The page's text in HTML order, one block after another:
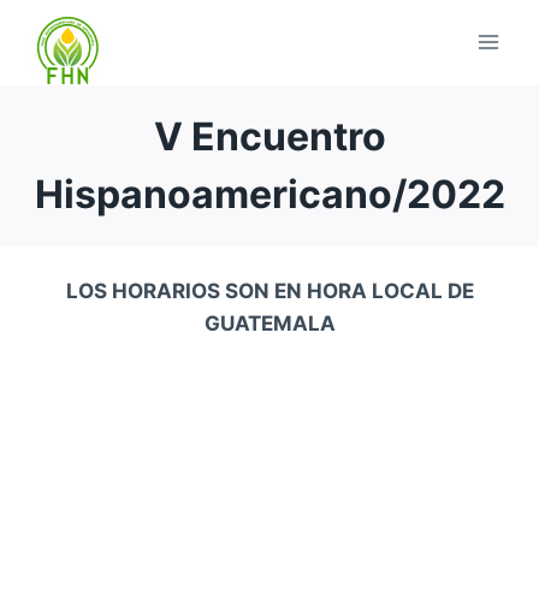
V Encuentro
Hispanoamericano/2022
LOS HORARIOS SON EN HORA LOCAL DE
GUATEMALA